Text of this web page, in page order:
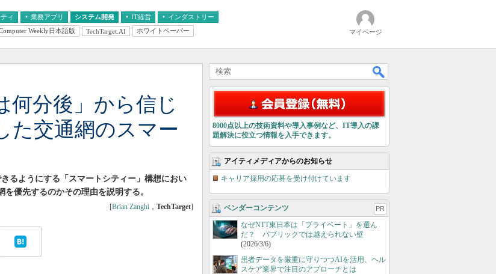
ィ 業務アプリ システム開発 IT経営
経営とIT
インダストリー
医療IT
Weekly日本語版 TechTarget.AI ホワイトペーパー マイページ
何分後」から信じ
た交通網のスマー
るようにする「スマートシティー」構想におい
優先するのかその理由を説明する。
[Brian Zanghi ， TechTarget]
8000点以上の技術資料や導入事例など、IT導入の課
題解決に役立つ情報を入手できます。
アイティメディアからのお知らせ
キャリア採用の応募を受け付けています
ベンダーコンテンツ PR
なぜNTT東日本は「プライベート」を選ん
だ？ パブリックでは越えられない壁
(2026/3/6)
患者データを厳重に守りつつAIを活用、ヘル
スケア業界で注目のアプローチとは